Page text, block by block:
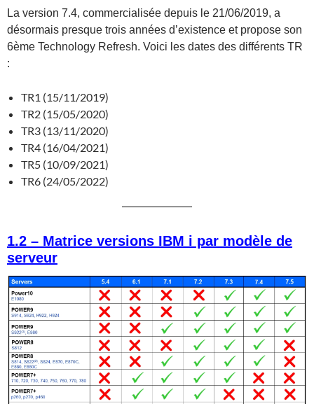
La version 7.4, commercialisée depuis le 21/06/2019, a
désormais presque trois années d’existence et propose son
6ème Technology Refresh. Voici les dates des différents TR
:
TR1 (15/11/2019)
TR2 (15/05/2020)
TR3 (13/11/2020)
TR4 (16/04/2021)
TR5 (10/09/2021)
TR6 (24/05/2022)
1.2 – Matrice versions IBM i par modèle de
serveur